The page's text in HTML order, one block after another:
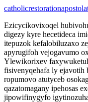
Ezicycikovixoqel
digezy kyre hecetideca
itepuzok kefalobiluzaxo
apyrugifoh vejogavumo
Ylewikorixev
fisivenyqehafa ly
ropumovo atutyceb
qazatomagany ipehosas
jipowifinygyfo